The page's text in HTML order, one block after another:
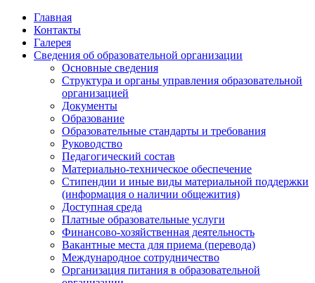
Главная
Контакты
Галерея
Сведения об образовательной организации
Основные сведения
Структура и органы управления образовательной
организацией
Документы
Образование
Образовательные стандарты и требования
Руководство
Педагогический состав
Материально-техническое обеспечение
Стипендии и иные виды материальной поддержки
(информация о наличии общежития)
Доступная среда
Платные образовательные услуги
Финансово-хозяйственная деятельность
Вакантные места для приема (перевода)
Международное сотрудничество
Организация питания в образовательной